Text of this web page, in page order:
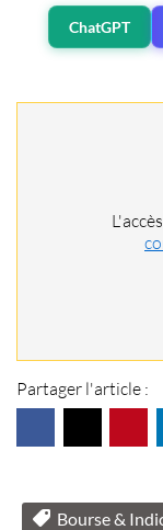
ChatGPT
Partager l'article :
Bourse &